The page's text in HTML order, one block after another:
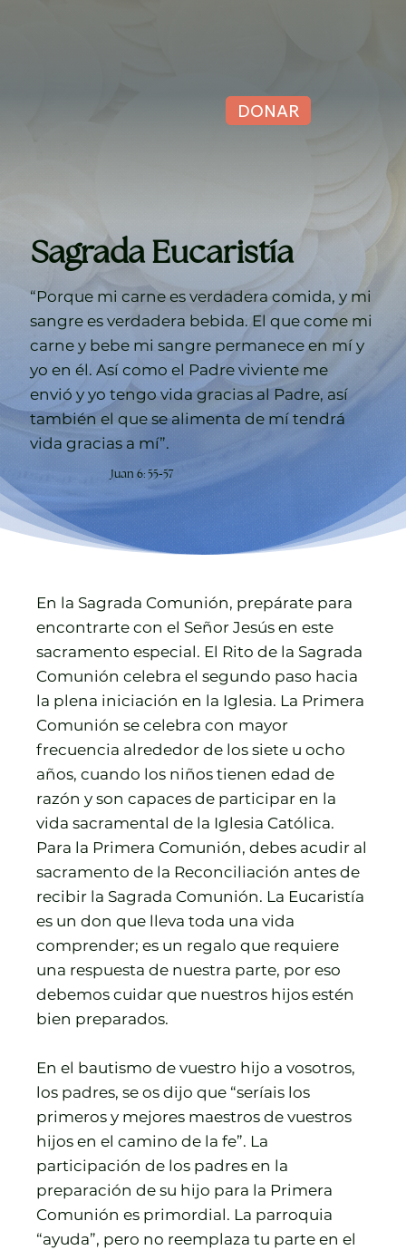
DONAR
Sagrada Eucaristía
“Porque mi carne es verdadera comida, y mi
sangre es verdadera bebida. El que come mi
carne y bebe mi sangre permanece en mí y
yo en él. Así como el Padre viviente me
envió y yo tengo vida gracias al Padre, así
también el que se alimenta de mí tendrá
vida gracias a mí”.
Juan 6: 55-57
En la Sagrada Comunión, prepárate para
encontrarte con el Señor Jesús en este
sacramento especial. El Rito de la Sagrada
Comunión celebra el segundo paso hacia
la plena iniciación en la Iglesia. La Primera
Comunión se celebra con mayor
frecuencia alrededor de los siete u ocho
años, cuando los niños tienen edad de
razón y son capaces de participar en la
vida sacramental de la Iglesia Católica.
Para la Primera Comunión, debes acudir al
sacramento de la Reconciliación antes de
recibir la Sagrada Comunión. La Eucaristía
es un don que lleva toda una vida
comprender; es un regalo que requiere
una respuesta de nuestra parte, por eso
debemos cuidar que nuestros hijos estén
bien preparados.
En el bautismo de vuestro hijo a vosotros,
los padres, se os dijo que “seríais los
primeros y mejores maestros de vuestros
hijos en el camino de la fe”. La
participación de los padres en la
preparación de su hijo para la Primera
Comunión es primordial. La parroquia
“ayuda”, pero no reemplaza tu parte en el